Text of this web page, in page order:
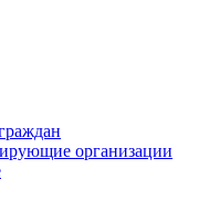
организации